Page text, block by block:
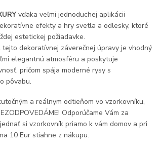
vďaka veľmi jednoduchej aplikácii
efekty a hry svetla a odlesky, ktoré
estetickej požiadavke.
dekoratívnej záverečnej úpravy je vhodný
elegantnú atmosféru a poskytuje
pričom spája moderné rysy s
pôvabu.
a reálnym odtieňom vo vzorkovníku,
Odporúčame Vám za
si vzorkovník priamo k vám domov a pri
10 Eur stiahne z nákupu.